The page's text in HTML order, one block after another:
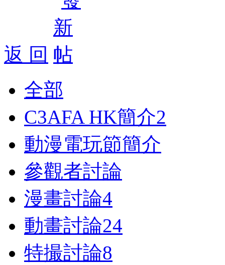
返 回
全部
C3AFA HK簡介2
動漫電玩節簡介
參觀者討論
漫畫討論4
動畫討論24
特撮討論8